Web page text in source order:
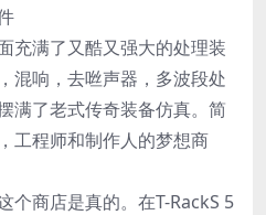
充满了又酷又强大的处理装
混响，去咝声器，多波段处
满了老式传奇装备仿真。简
工程师和制作人的梦想商
个商店是真的。在T-RackS 5